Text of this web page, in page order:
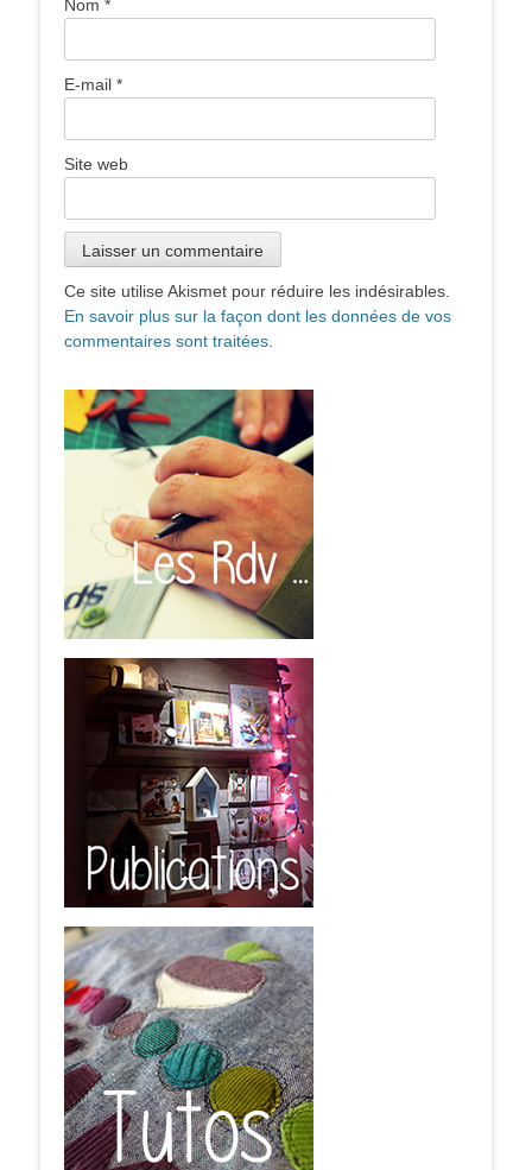
Nom *
E-mail *
Site web
Ce site utilise Akismet pour réduire les indésirables.
En savoir plus sur la façon dont les données de vos
commentaires sont traitées